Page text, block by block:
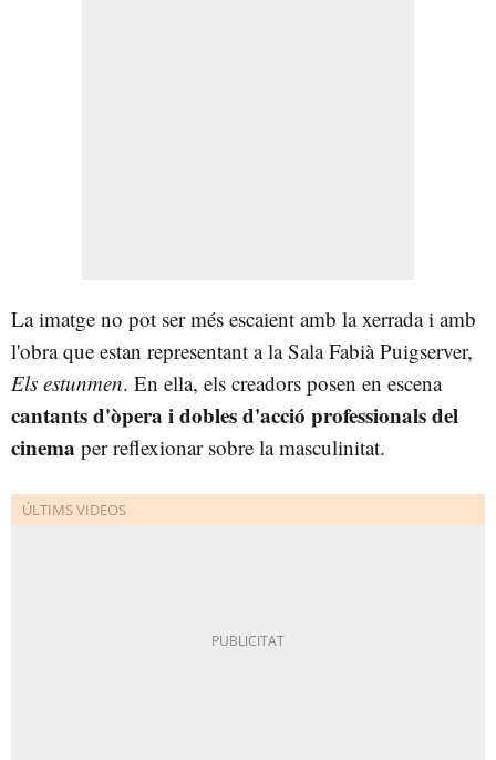
La imatge no pot ser més escaient amb la xerrada i amb
l'obra que estan representant a la Sala Fabià Puigserver,
Els estunmen. En ella, els creadors posen en escena
cantants d'òpera i dobles d'acció professionals del
cinema per reflexionar sobre la masculinitat.